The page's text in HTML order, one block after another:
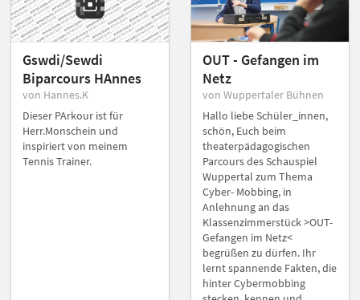
Gswdi/Sewdi
Biparcours HAnnes
von Hannes.K
Dieser PArkour ist für
Herr.Monschein und
inspiriert von meinem
Tennis Trainer.
OUT - Gefangen im
Netz
von Wuppertaler Bühnen
Hallo liebe Schüler_innen,
schön, Euch beim
theaterpädagogischen
Parcours des Schauspiel
Wuppertal zum Thema
Cyber- Mobbing, in
Anlehnung an das
Klassenzimmerstück >OUT-
Gefangen im Netz<
begrüßen zu dürfen. Ihr
lernt spannende Fakten, die
hinter Cybermobbing